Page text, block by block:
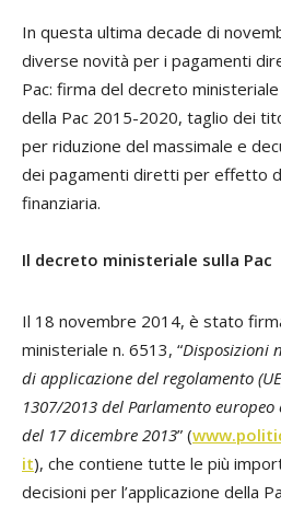
In questa ultima decade di
diverse novità per i pagamenti
Pac: firma del decreto ministeriale
della Pac 2015-2020, taglio dei
per riduzione del massimale e
dei pagamenti diretti per effetto
finanziaria.
Il decreto ministeriale sulla Pac
Il 18 novembre 2014, è stato
ministeriale n. 6513, “Disposizioni
di applicazione del regolamento
1307/2013 del Parlamento europeo
del 17 dicembre 2013” (
it), che contiene tutte le più
decisioni per l’applicazione della